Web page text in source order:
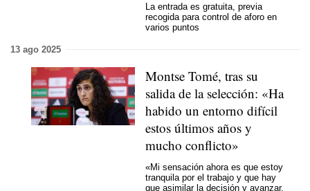
La entrada es gratuita, previa
recogida para control de aforo en
varios puntos
13 ago 2025
Montse Tomé, tras su
salida de la selección: «Ha
habido un entorno difícil
estos últimos años y
mucho conflicto»
«Mi sensación ahora es que estoy
tranquila por el trabajo y que hay
que asimilar la decisión y avanzar.